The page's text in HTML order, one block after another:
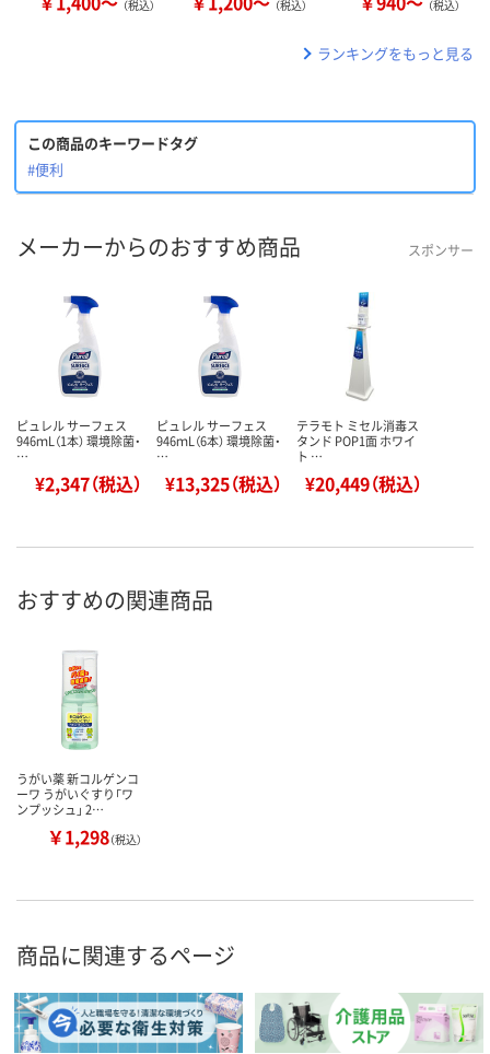
（税込） （税込） （税込）
ランキングをもっと見る
この商品のキーワードタグ
#便利
メーカーからのおすすめ商品 スポンサー
ピュレル サーフェス
946ｍL（1本） 環境除菌・
…
¥2,347（税込）
ピュレル サーフェス
946ｍL（6本） 環境除菌・
…
¥13,325（税込）
テラモト ミセル消毒ス
タンド POP1面 ホワイ
ト …
¥20,449（税込）
おすすめの関連商品
うがい薬 新コルゲンコ
ーワ うがいぐすり「ワ
ンプッシュ」 2…
￥1,298（税込）
商品に関連するページ